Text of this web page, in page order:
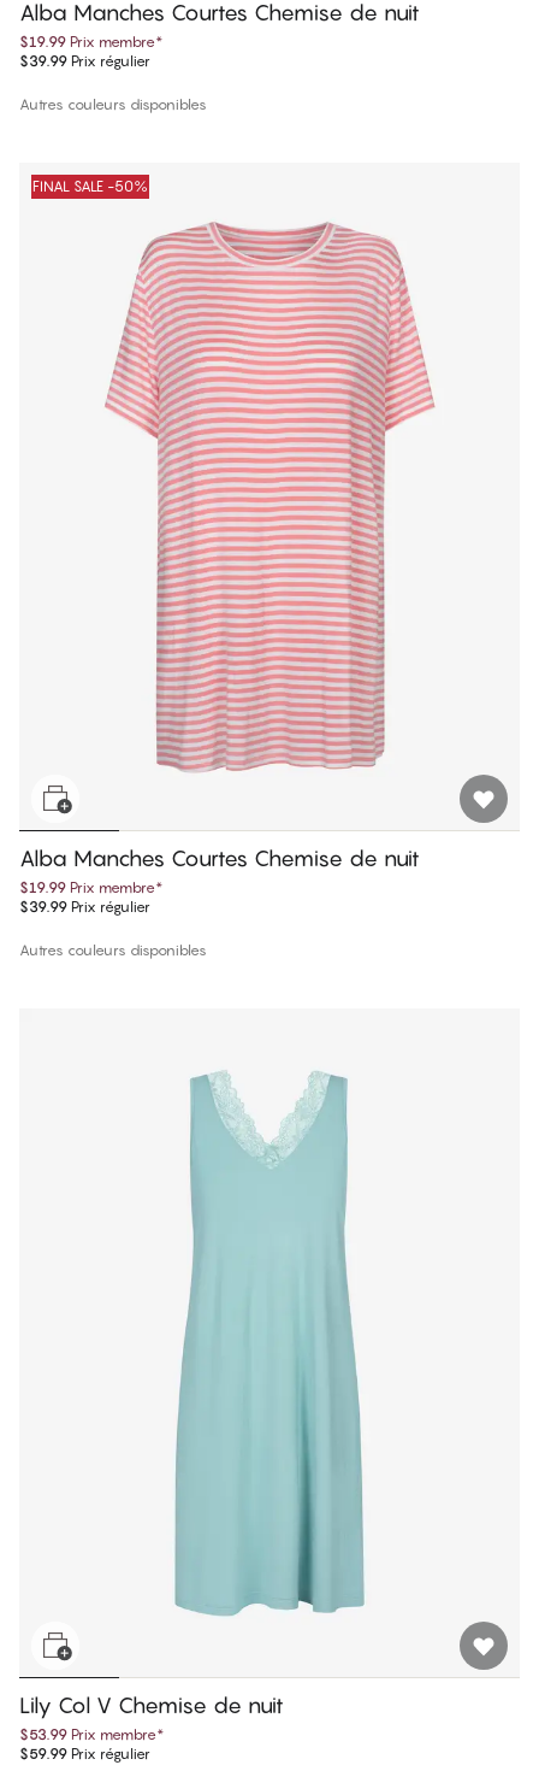
Alba Manches Courtes Chemise de nuit
$19.99 Prix membre*
$39.99 Prix régulier
Autres couleurs disponibles
FINAL SALE -50%
Alba Manches Courtes Chemise de nuit
$19.99 Prix membre*
$39.99 Prix régulier
Autres couleurs disponibles
Lily Col V Chemise de nuit
$53.99 Prix membre*
$59.99 Prix régulier